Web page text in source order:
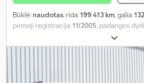
Būklė: naudotas, rida:199 413 km, galia:
pirmoji registracija:11/2005, padangos
330 mm
mechaninis, pavarų skaičius:6, emisijos